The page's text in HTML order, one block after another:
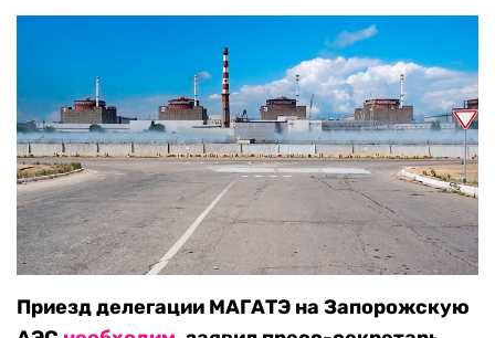
Приезд делегации МАГАТЭ на Запорожскую